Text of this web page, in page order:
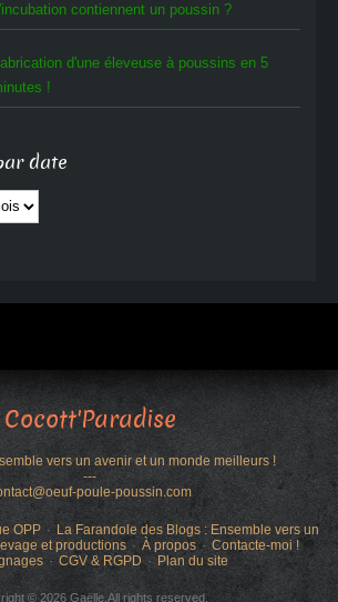
contiennent un poussin ?
d'une éleveuse à poussins en 5
!
date
Cocott'Paradise
vers un avenir et un monde meilleurs !
---
poule-poussin.com
OPP
La Farandole des Blogs : Ensemble vers un
et productions À propos
Contacte-moi !
CGV & RGPD Plan du site
© 2026 Gaëlle.All rights reserved.